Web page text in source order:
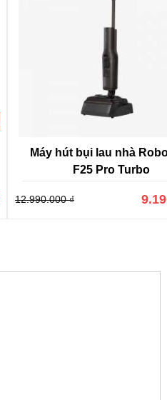
Máy hút bụi lau nhà
F25 Pro Turbo
12.990.000 ₫